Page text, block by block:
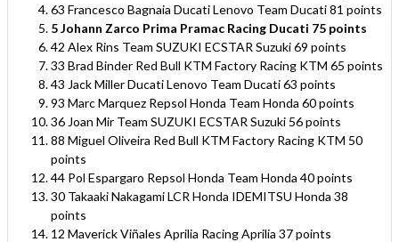
63 Francesco Bagnaia Ducati Lenovo Team Ducati 81 points
5 Johann Zarco Prima Pramac Racing Ducati 75 points
42 Alex Rins Team SUZUKI ECSTAR Suzuki 69 points
33 Brad Binder Red Bull KTM Factory Racing KTM 65 points
43 Jack Miller Ducati Lenovo Team Ducati 63 points
93 Marc Marquez Repsol Honda Team Honda 60 points
36 Joan Mir Team SUZUKI ECSTAR Suzuki 56 points
88 Miguel Oliveira Red Bull KTM Factory Racing KTM 50
points
44 Pol Espargaro Repsol Honda Team Honda 40 points
30 Takaaki Nakagami LCR Honda IDEMITSU Honda 38
points
12 Maverick Viñales Aprilia Racing Aprilia 37 points